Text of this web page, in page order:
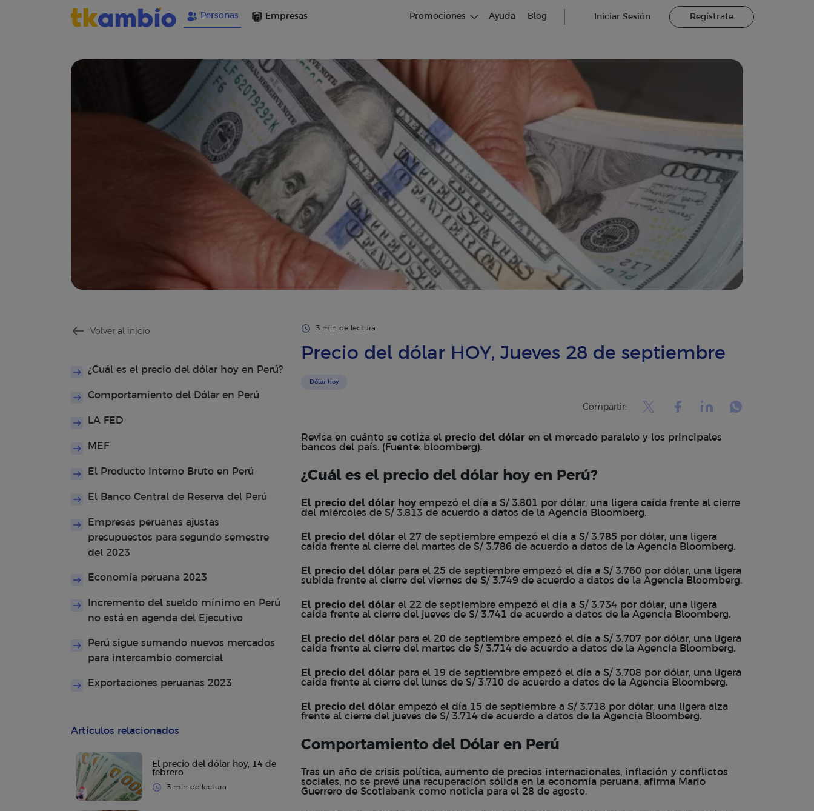
Personas Empresas Promociones Ayuda Blog Iniciar Sesión Regístrate
Volver al inicio
¿Cuál es el precio del dólar hoy en Perú?
Comportamiento del Dólar en Perú
LA FED
MEF
El Producto Interno Bruto en Perú
El Banco Central de Reserva del Perú
Empresas peruanas ajustas
presupuestos para segundo semestre
del 2023
Economía peruana 2023
Incremento del sueldo mínimo en Perú
no está en agenda del Ejecutivo
Perú sigue sumando nuevos mercados
para intercambio comercial
Exportaciones peruanas 2023
Artículos relacionados
El precio del dólar hoy, 14 de
febrero
3 min de lectura
3 min de lectura
Precio del dólar HOY, Jueves 28 de septiembre
Dólar hoy
Compartir:
Revisa en cuánto se cotiza el precio del dólar en el mercado paralelo y los principales
bancos del país. (Fuente: bloomberg).
¿Cuál es el precio del dólar hoy en Perú?
El precio del dólar hoyempezó el día a S/ 3.801 por dólar, una ligera caída frente al cierre
del miércoles de S/ 3.813 de acuerdo a datos de la Agencia Bloomberg.
El precio del dólar el 27 de septiembre empezó el día a S/ 3.785 por dólar, una ligera
caída frente al cierre del martes de S/ 3.786 de acuerdo a datos de la Agencia Bloomberg.
El precio del dólar para el 25 de septiembre empezó el día a S/ 3.760 por dólar, una ligera
subida frente al cierre del viernes de S/ 3.749 de acuerdo a datos de la Agencia Bloomberg.
El precio del dólar el 22 de septiembre empezó el día a S/ 3.734 por dólar, una ligera
caída frente al cierre del jueves de S/ 3.741 de acuerdo a datos de la Agencia Bloomberg.
El precio del dólar para el 20 de septiembre empezó el día a S/ 3.707 por dólar, una ligera
caída frente al cierre del martes de S/ 3.714 de acuerdo a datos de la Agencia Bloomberg.
El precio del dólar para el 19 de septiembre empezó el día a S/ 3.708 por dólar, una ligera
caída frente al cierre del lunes de S/ 3.710 de acuerdo a datos de la Agencia Bloomberg.
El precio del dólar empezó el día 15 de septiembre a S/ 3.718 por dólar, una ligera alza
frente al cierre del jueves de S/ 3.714 de acuerdo a datos de la Agencia Bloomberg.
Comportamiento del Dólar en Perú
Tras un año de crisis política, aumento de precios internacionales, inflación y conflictos
sociales, no se prevé una recuperación sólida en la economía peruana, afirma Mario
Guerrero de Scotiabank como noticia para el 28 de agosto.